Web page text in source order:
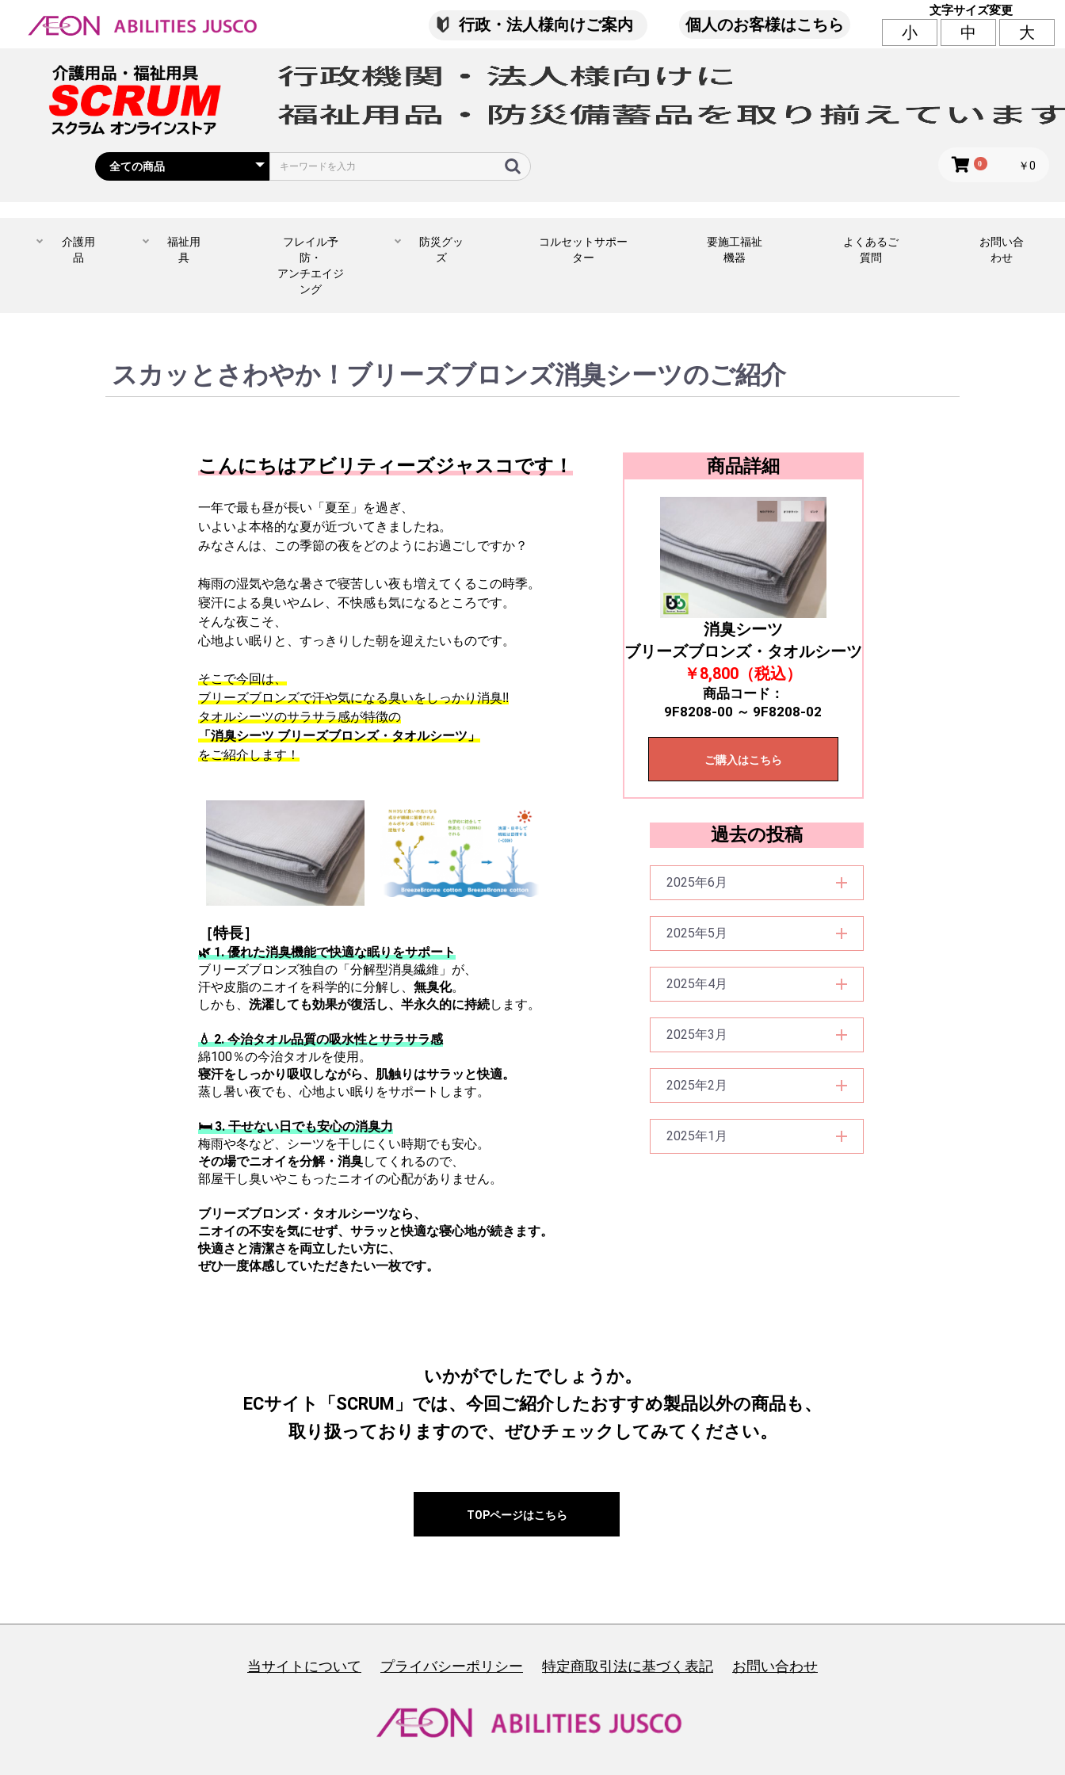
文字サイズ変更
小 中 大
個人のお客様はこちら
行政・法人様向けご案内
0 ￥0
介護用
品
福祉用
具
フレイル予
防・
アンチエイジ
ング
防災グッ
ズ
コルセットサポー
ター
要施工福祉
機器
よくあるご
質問
お問い合
わせ
スカッとさわやか！ブリーズブロンズ消臭シーツのご紹介
こんにちはアビリティーズジャスコです！
一年で最も昼が長い「夏至」を過ぎ、
いよいよ本格的な夏が近づいてきましたね。
みなさんは、この季節の夜をどのようにお過ごしですか？
梅雨の湿気や急な暑さで寝苦しい夜も増えてくるこの時季。
寝汗による臭いやムレ、不快感も気になるところです。
そんな夜こそ、
心地よい眠りと、すっきりした朝を迎えたいものです。
そこで今回は、
ブリーズブロンズで汗や気になる臭いをしっかり消臭!!
タオルシーツのサラサラ感が特徴の
「消臭シーツ ブリーズブロンズ・タオルシーツ」
をご紹介します！
［特長］
🌿 1. 優れた消臭機能で快適な眠りをサポート
ブリーズブロンズ独自の「分解型消臭繊維」が、
汗や皮脂のニオイを科学的に分解し、 無臭化。
しかも、 洗濯しても効果が復活し、半永久的に持続します。
💧 2. 今治タオル品質の吸水性とサラサラ感
綿100％の今治タオルを使用。
寝汗をしっかり吸収しながら、肌触りはサラッと快適。
蒸し暑い夜でも、心地よい眠りをサポートします。
🛏️ 3. 干せない日でも安心の消臭力
梅雨や冬など、シーツを干しにくい時期でも安心。
その場でニオイを分解・消臭してくれるので、
部屋干し臭いやこもったニオイの心配がありません。
ブリーズブロンズ・タオルシーツなら、
ニオイの不安を気にせず、サラッと快適な寝心地が続きます。
快適さと清潔さを両立したい方に、
ぜひ一度体感していただきたい一枚です。
商品詳細
消臭シーツ
ブリーズブロンズ・タオルシーツ
￥8,800（税込）
商品コード：
9F8208-00 ～ 9F8208-02
ご購入はこちら
過去の投稿
2025年6月
2025年5月
2025年4月
2025年3月
2025年2月
2025年1月
いかがでしたでしょうか。
ECサイト「SCRUM」では、今回ご紹介したおすすめ製品以外の商品も、
取り扱っておりますので、ぜひチェックしてみてください。
TOPページはこちら
当サイトについて プライバシーポリシー 特定商取引法に基づく表記 お問い合わせ